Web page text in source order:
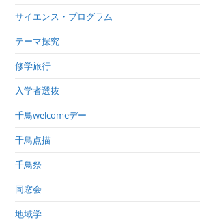
サイエンス・プログラム
テーマ探究
修学旅行
入学者選抜
千鳥welcomeデー
千鳥点描
千鳥祭
同窓会
地域学